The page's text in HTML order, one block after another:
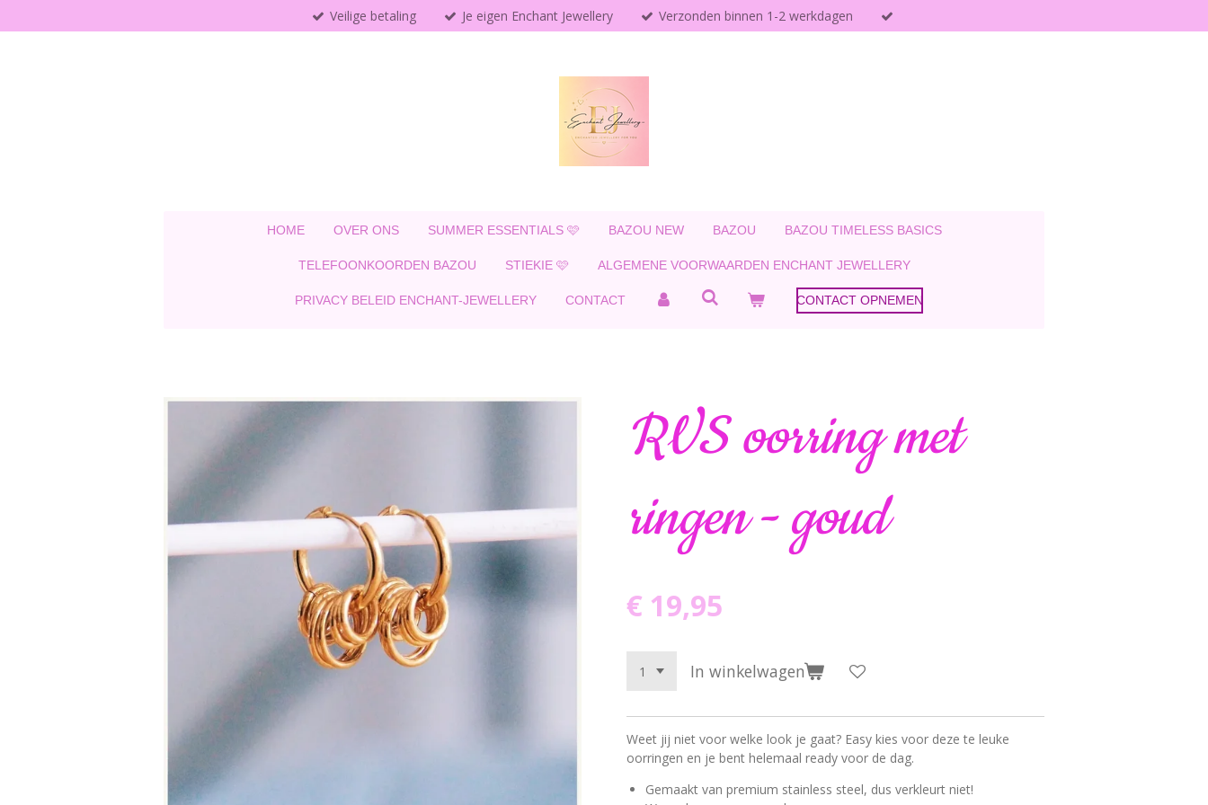
direct
Veilige betaling Je eigen Enchant Jewellery Verzonden binnen 1-2 werkdagen
HOME OVER ONS SUMMER ESSENTIALS 🩷 BAZOU NEW BAZOU BAZOU TIMELESS BASICS
TELEFOONKOORDEN BAZOU STIEKIE 🩷 ALGEMENE VOORWAARDEN ENCHANT JEWELLERY
PRIVACY BELEID ENCHANT-JEWELLERY CONTACT CONTACT OPNEMEN
RVS oorring met
ringen - goud
€ 19,95
In winkelwagen
Weet jij niet voor welke look je gaat? Easy kies voor deze te leuke
oorringen en je bent helemaal ready voor de dag.
Gemaakt van premium stainless steel, dus verkleurt niet!